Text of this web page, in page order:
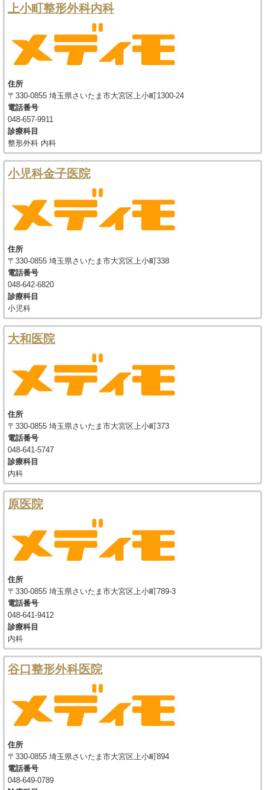
上小町整形外科内科
住所
〒330-0855 埼玉県さいたま市大宮区上小町1300-24
電話番号
048-657-9911
診療科目
整形外科 内科
小児科金子医院
住所
〒330-0855 埼玉県さいたま市大宮区上小町338
電話番号
048-642-6820
診療科目
小児科
大和医院
住所
〒330-0855 埼玉県さいたま市大宮区上小町373
電話番号
048-641-5747
診療科目
内科
原医院
住所
〒330-0855 埼玉県さいたま市大宮区上小町789-3
電話番号
048-641-9412
診療科目
内科
谷口整形外科医院
住所
〒330-0855 埼玉県さいたま市大宮区上小町894
電話番号
048-649-0789